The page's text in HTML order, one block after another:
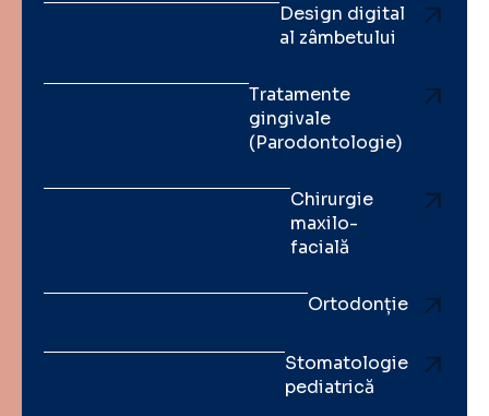
Design digital
al zâmbetului
Tratamente
gingivale
(Parodontologie)
Chirurgie
maxilo-
facială
Ortodonție
Stomatologie
pediatrică